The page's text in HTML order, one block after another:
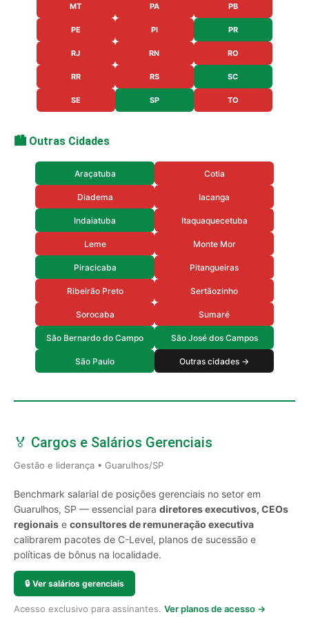
MT PA PB
PE PI PR
RJ RN RO
RR RS SC
SE SP TO
🏙️ Outras Cidades
Araçatuba Cotia
Diadema Iacanga
Indaiatuba Itaquaquecetuba
Leme Monte Mor
Piracicaba Pitangueiras
Ribeirão Preto Sertãozinho
Sorocaba Sumaré
São Bernardo do Campo São José dos Campos
São Paulo Outras cidades →
🏅 Cargos e Salários Gerenciais
Gestão e liderança • Guarulhos/SP
Benchmark salarial de posições gerenciais no setor em
Guarulhos, SP — essencial para diretores executivos, CEOs
regionais e consultores de remuneração executiva
calibrarem pacotes de C-Level, planos de sucessão e
políticas de bônus na localidade.
🔒 Ver salários gerenciais
Acesso exclusivo para assinantes. Ver planos de acesso →